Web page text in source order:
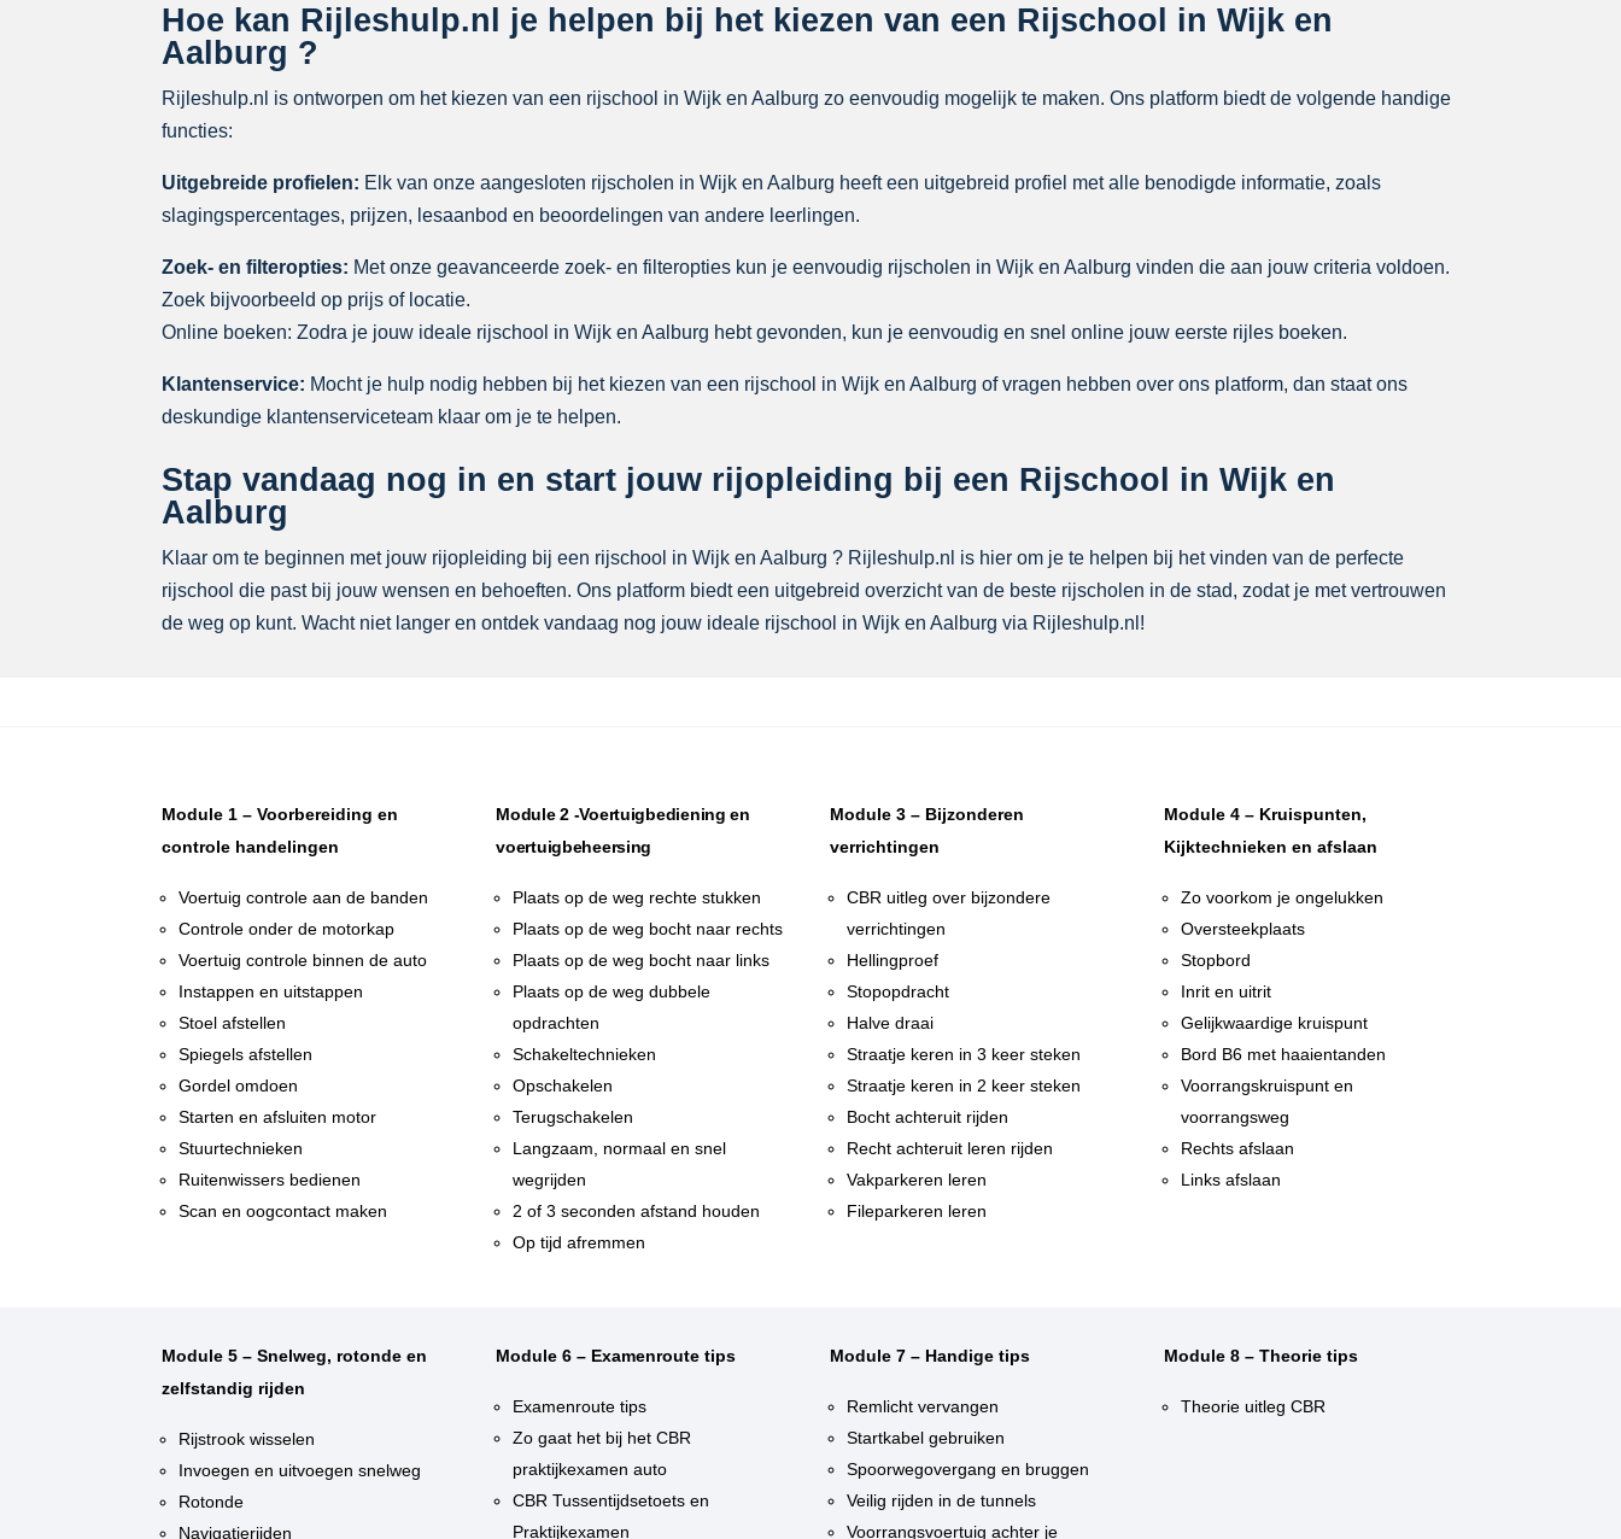
Hoe kan Rijleshulp.nl je helpen bij het kiezen van een Rijschool in Wijk en
Aalburg ?
Rijleshulp.nl is ontworpen om het kiezen van een rijschool in Wijk en Aalburg zo eenvoudig mogelijk te maken. Ons platform biedt de volgende handige
functies:
Uitgebreide profielen: Elk van onze aangesloten rijscholen in Wijk en Aalburg heeft een uitgebreid profiel met alle benodigde informatie, zoals
slagingspercentages, prijzen, lesaanbod en beoordelingen van andere leerlingen.
Zoek- en filteropties: Met onze geavanceerde zoek- en filteropties kun je eenvoudig rijscholen in Wijk en Aalburg vinden die aan jouw criteria voldoen.
Zoek bijvoorbeeld op prijs of locatie.
Online boeken: Zodra je jouw ideale rijschool in Wijk en Aalburg hebt gevonden, kun je eenvoudig en snel online jouw eerste rijles boeken.
Klantenservice: Mocht je hulp nodig hebben bij het kiezen van een rijschool in Wijk en Aalburg of vragen hebben over ons platform, dan staat ons
deskundige klantenserviceteam klaar om je te helpen.
Stap vandaag nog in en start jouw rijopleiding bij een Rijschool in Wijk en
Aalburg
Klaar om te beginnen met jouw rijopleiding bij een rijschool in Wijk en Aalburg ? Rijleshulp.nl is hier om je te helpen bij het vinden van de perfecte
rijschool die past bij jouw wensen en behoeften. Ons platform biedt een uitgebreid overzicht van de beste rijscholen in de stad, zodat je met vertrouwen
de weg op kunt. Wacht niet langer en ontdek vandaag nog jouw ideale rijschool in Wijk en Aalburg via Rijleshulp.nl!
Module 1 – Voorbereiding en
controle handelingen
Voertuig controle aan de banden
Controle onder de motorkap
Voertuig controle binnen de auto
Instappen en uitstappen
Stoel afstellen
Spiegels afstellen
Gordel omdoen
Starten en afsluiten motor
Stuurtechnieken
Ruitenwissers bedienen
Scan en oogcontact maken
Module 2 -Voertuigbediening en
voertuigbeheersing
Plaats op de weg rechte stukken
Plaats op de weg bocht naar rechts
Plaats op de weg bocht naar links
Plaats op de weg dubbele
opdrachten
Schakeltechnieken
Opschakelen
Terugschakelen
Langzaam, normaal en snel
wegrijden
2 of 3 seconden afstand houden
Op tijd afremmen
Module 3 – Bijzonderen
verrichtingen
CBR uitleg over bijzondere
verrichtingen
Hellingproef
Stopopdracht
Halve draai
Straatje keren in 3 keer steken
Straatje keren in 2 keer steken
Bocht achteruit rijden
Recht achteruit leren rijden
Vakparkeren leren
Fileparkeren leren
Module 4 – Kruispunten,
Kijktechnieken en afslaan
Zo voorkom je ongelukken
Oversteekplaats
Stopbord
Inrit en uitrit
Gelijkwaardige kruispunt
Bord B6 met haaientanden
Voorrangskruispunt en
voorrangsweg
Rechts afslaan
Links afslaan
Module 5 – Snelweg, rotonde en
zelfstandig rijden
Rijstrook wisselen
Invoegen en uitvoegen snelweg
Rotonde
Navigatierijden
Module 6 – Examenroute tips
Examenroute tips
Zo gaat het bij het CBR
praktijkexamen auto
CBR Tussentijdsetoets en
Praktijkexamen
Module 7 – Handige tips
Remlicht vervangen
Startkabel gebruiken
Spoorwegovergang en bruggen
Veilig rijden in de tunnels
Voorrangsvoertuig achter je
Module 8 – Theorie tips
Theorie uitleg CBR